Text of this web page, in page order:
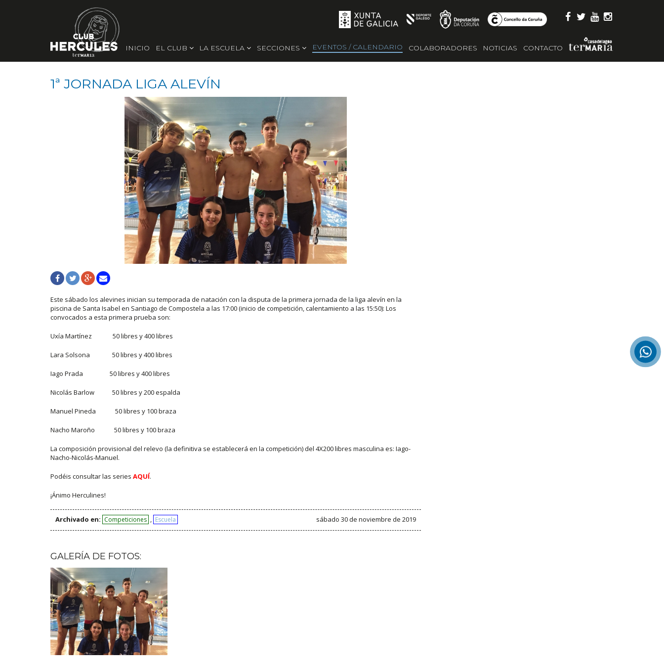
INICIO EL CLUB LA ESCUELA SECCIONES EVENTOS / CALENDARIO COLABORADORES NOTICIAS CONTACTO
1ª JORNADA LIGA ALEVÍN
Este sábado los alevines inician su temporada de natación con la disputa de la primera jornada de la liga alevín en la
piscina de Santa Isabel en Santiago de Compostela a las 17:00 (inicio de competición, calentamiento a las 15:50): Los
convocados a esta primera prueba son:
Uxía Martínez 50 libres y 400 libres
Lara Solsona 50 libres y 400 libres
Iago Prada 50 libres y 400 libres
Nicolás Barlow 50 libres y 200 espalda
Manuel Pineda 50 libres y 100 braza
Nacho Maroño 50 libres y 100 braza
La composición provisional del relevo (la definitiva se establecerá en la competición) del 4X200 libres masculina es: Iago-
Nacho-Nicolás-Manuel.
Podéis consultar las series AQUÍ.
¡Ánimo Herculines!
Archivado en: Competiciones , Escuela sábado 30 de noviembre de 2019
GALERÍA DE FOTOS: